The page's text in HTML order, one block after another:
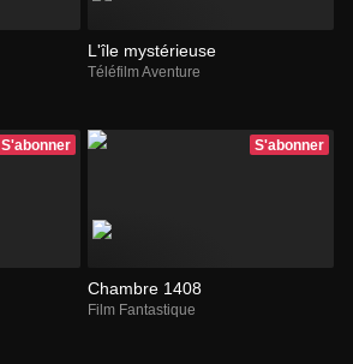
L'île mystérieuse
Téléfilm Aventure
S'abonner S'abonner
Chambre 1408
Film Fantastique